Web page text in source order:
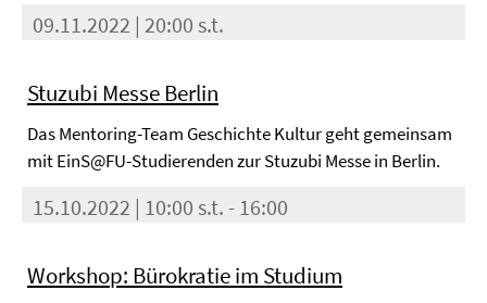
09.11.2022 | 20:00 s.t.
Stuzubi Messe Berlin
Das Mentoring-Team Geschichte Kultur geht gemeinsam
mit EinS@FU-Studierenden zur Stuzubi Messe in Berlin.
15.10.2022 | 10:00 s.t. - 16:00
Workshop: Bürokratie im Studium